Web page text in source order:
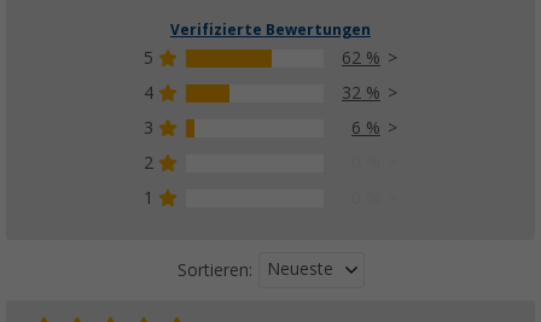
Verifizierte Bewertungen
5
62 %
4
32 %
3
6 %
2
1
Sortieren: Neueste